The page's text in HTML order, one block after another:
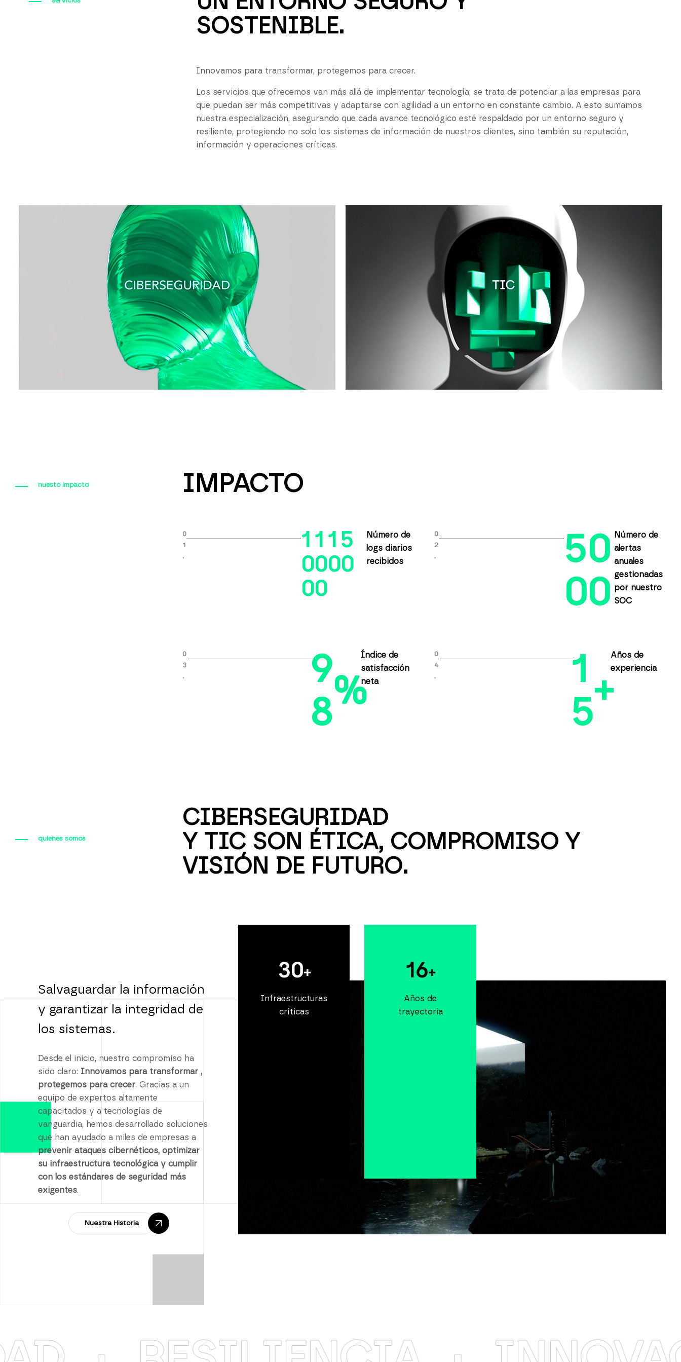
SOSTENIBLE.
Innovamos para transformar, protegemos para crecer.
Los servicios que ofrecemos van más allá de implementar tecnología; se trata de potenciar a las empresas para
que puedan ser más competitivas y adaptarse con agilidad a un entorno en constante cambio. A esto sumamos
nuestra especialización, asegurando que cada avance tecnológico esté respaldado por un entorno seguro y
resiliente, protegiendo no solo los sistemas de información de nuestros clientes, sino también su reputación,
información y operaciones críticas.
nuesto impacto IMPACTO
0
1
.
1 1 1 5
0000
00
Número de
logs diarios
recibidos
0
2
.
50
00
Número de
alertas
anuales
gestionadas
por nuestro
SOC
0
3
.
9
8
%
Índice de
satisfacción
neta
0
4
.
1
5
+
Años de
experiencia
quienes somos
CIBERSEGURIDAD
Y TIC SON ÉTICA, COMPROMISO Y
VISIÓN DE FUTURO.
Salvaguardar la información
y garantizar la integridad de
los sistemas.
Desde el inicio, nuestro compromiso ha
sido claro: Innovamos para transformar ,
protegemos para crecer. Gracias a un
equipo de expertos altamente
capacitados y a tecnologías de
vanguardia, hemos desarrollado soluciones
que han ayudado a miles de empresas a
prevenir ataques cibernéticos, optimizar
su infraestructura tecnológica y cumplir
con los estándares de seguridad más
exigentes.
Nuestra Historia
30+
Infraestructuras
críticas
16+
Años de
trayectoria